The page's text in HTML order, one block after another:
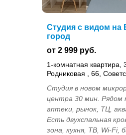
Студия с видом на
город
от 2 999 руб.
1-комнатная квартира,
Родниковая , 66,
Студия в новом
центра 30 мин. Рядом
аптеки, рынок, ТЦ,
Есть двухспальная
зона, кухня, ТВ, Wi-Fi,